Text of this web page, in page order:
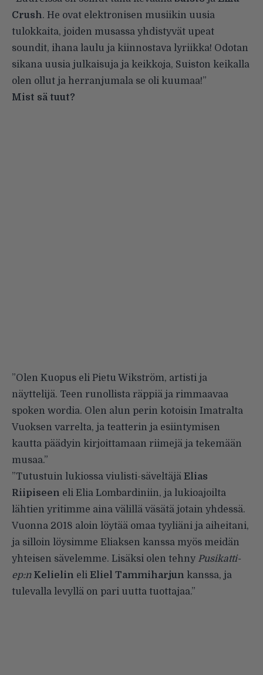
Crush. He ovat elektronisen musiikin uusia
tulokkaita, joiden musassa yhdistyvät upeat
soundit, ihana laulu ja kiinnostava lyriikka! Odotan
sikana uusia julkaisuja ja keikkoja, Suiston keikalla
olen ollut ja herranjumala se oli kuumaa!”
Mist sä tuut?
”Olen Kuopus eli Pietu Wikström, artisti ja
näyttelijä. Teen runollista räppiä ja rimmaavaa
spoken wordia. Olen alun perin kotoisin Imatralta
Vuoksen varrelta, ja teatterin ja esiintymisen
kautta päädyin kirjoittamaan riimejä ja tekemään
musaa.”
”Tutustuin lukiossa viulisti-säveltäjä Elias
Riipiseen eli Elia Lombardiniin, ja lukioajoilta
lähtien yritimme aina välillä väsätä jotain yhdessä.
Vuonna 2018 aloin löytää omaa tyyliäni ja aiheitani,
ja silloin löysimme Eliaksen kanssa myös meidän
yhteisen sävelemme. Lisäksi olen tehny Pusikatti-
ep:n Kelielin eli Eliel Tammiharjun kanssa, ja
tulevalla levyllä on pari uutta tuottajaa.”